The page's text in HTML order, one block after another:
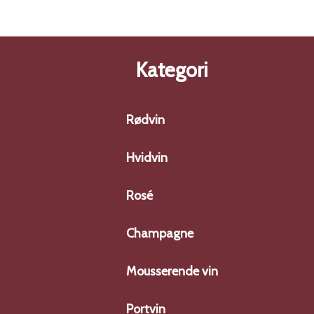
Kategori
Rødvin
Hvidvin
Rosé
Champagne
Mousserende vin
Portvin